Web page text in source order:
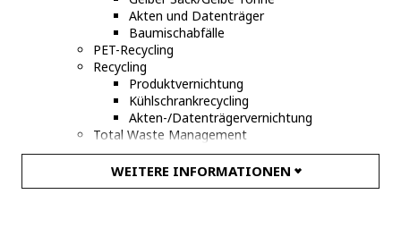
Akten und Datenträger
Baumischabfälle
PET-Recycling
Recycling
Produktvernichtung
Kühlschrankrecycling
Akten-/Datenträgervernichtung
Total Waste Management
Vermarktung von Wertstoffen
Altpapier
Bauschutt
WEITERE INFORMATIONEN